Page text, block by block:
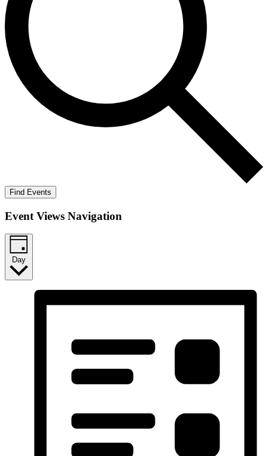
Find Events
Event Views Navigation
Day